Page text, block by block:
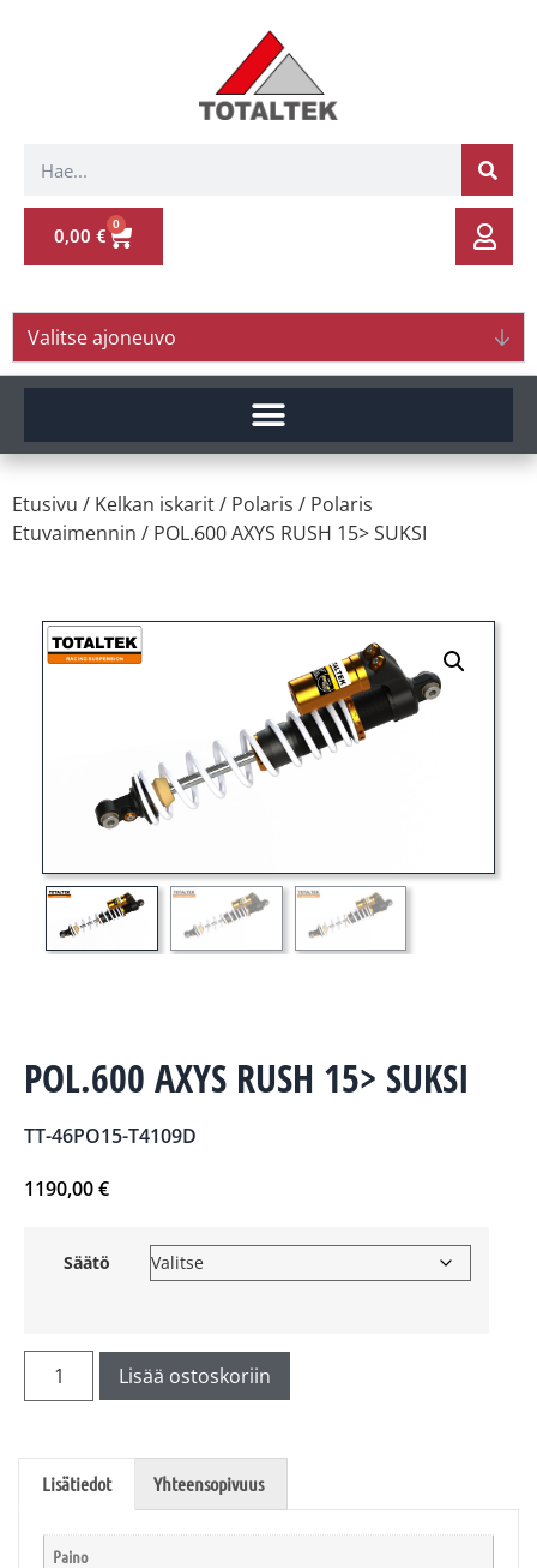
0,00 €
0
Valitse ajoneuvo
Etusivu / Kelkan iskarit/ Polaris / Polaris
Etuvaimennin / POL.600 AXYS RUSH 15> SUKSI
POL.600 AXYS RUSH 15> SUKSI
TT-46PO15-T4109D
1190,00€
Säätö
Lisää ostoskoriin
Lisätiedot Yhteensopivuus
Paino